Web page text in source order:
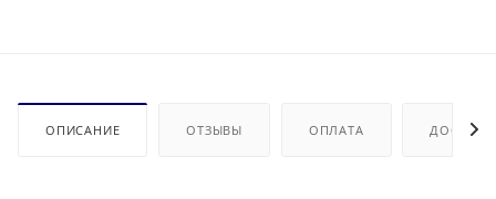
ОПИСАНИЕ ОТЗЫВЫ ОПЛАТА